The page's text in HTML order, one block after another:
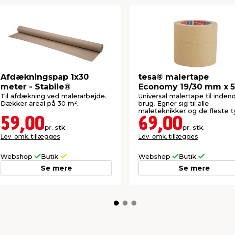
Afdækningspap 1x30
meter - Stabile®
Til afdækning ved malerarbejde.
Dækker areal på 30 m².
59,00pr. stk.
Lev. omk. tillægges
Webshop Butik
Se mere
tesa® malertape
Economy 19/30 mm x
meter 4-pk.
Universal malertape til
brug. Egner sig til alle
maleteknikker og de fleste
maling.
69,00pr. stk.
Lev. omk. tillægges
Webshop Butik
Se mere